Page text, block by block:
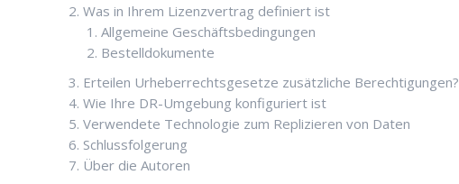
Was in Ihrem Lizenzvertrag definiert ist
Allgemeine Geschäftsbedingungen
Bestelldokumente
Erteilen Urheberrechtsgesetze zusätzliche Berechtigungen?
Wie Ihre DR-Umgebung konfiguriert ist
Verwendete Technologie zum Replizieren von Daten
Schlussfolgerung
Über die Autoren